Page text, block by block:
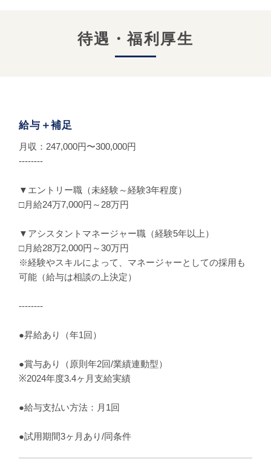
待遇・福利厚生
給与＋補足
月収：247,000円〜300,000円
--------
▼エントリー職（未経験～経験3年程度）
□月給24万7,000円～28万円
▼アシスタントマネージャー職（経験5年以上）
□月給28万2,000円～30万円
※経験やスキルによって、マネージャーとしての採用も
可能（給与は相談の上決定）
--------
●昇給あり（年1回）
●賞与あり（原則年2回/業績連動型）
※2024年度3.4ヶ月支給実績
●給与支払い方法：月1回
●試用期間3ヶ月あり/同条件